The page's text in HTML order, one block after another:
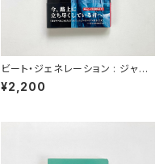
ビート・ジェネレーション : ジャッ
ク・ケルアックと旅するニューヨー
ク | ビル・モーガン 著 / 今井栄一
¥2,200